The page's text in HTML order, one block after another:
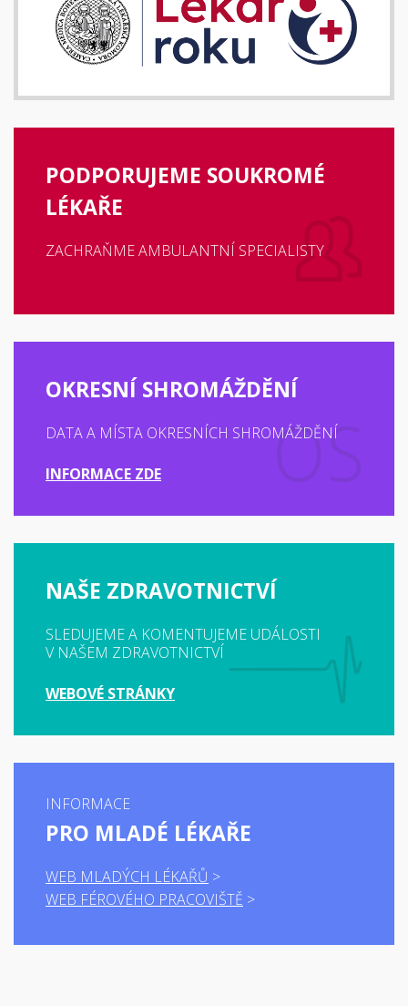
PODPORUJEME SOUKROMÉ
LÉKAŘE
ZACHRAŇME AMBULANTNÍ SPECIALISTY
OKRESNÍ SHROMÁŽDĚNÍ
DATA A MÍSTA OKRESNÍCH SHROMÁŽDĚNÍ
INFORMACE ZDE
NAŠE ZDRAVOTNICTVÍ
SLEDUJEME A KOMENTUJEME UDÁLOSTI
V NAŠEM ZDRAVOTNICTVÍ
WEBOVÉ STRÁNKY
INFORMACE
PRO MLADÉ LÉKAŘE
WEB MLADÝCH LÉKAŘŮ
WEB FÉROVÉHO PRACOVIŠTĚ